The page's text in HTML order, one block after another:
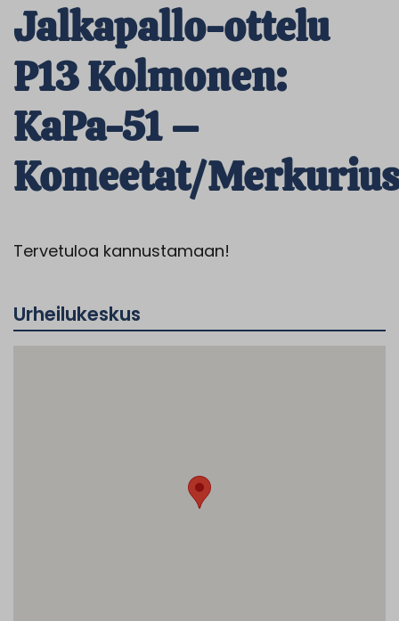
Jalkapallo-ottelu
P13 Kolmonen:
KaPa-51 –
Komeetat/Merkurius
Tervetuloa kannustamaan!
Urheilukeskus